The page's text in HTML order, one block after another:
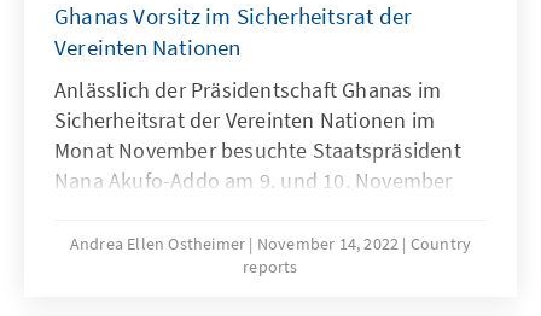
Ghanas Vorsitz im Sicherheitsrat der
Vereinten Nationen
Anlässlich der Präsidentschaft Ghanas im
Sicherheitsrat der Vereinten Nationen im
Monat November besuchte Staatspräsident
Nana Akufo-Addo am 9. und 10. November
dem KAS Büro in Ghana organisierte in
diesem Kontext ein Dialogprogramm zur
Andrea Ellen Ostheimer November 14, 2022 Country
reports